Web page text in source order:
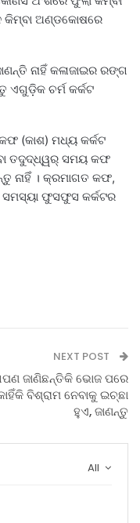
କିମ୍ବା ଅଣ୍ଡକୋଷରେ
ନାହିଁ କଳାଜାଇର ରଙ୍ଗ
ଏଗୁଡ଼ିକ ଚର୍ମ କର୍କଟ
(କାଶ) ମଧ୍ୟ କର୍କଟ
ତଦୁଦ୍ଧ୍ୱର୍ ସମୟ କଫ
ନାହିଁ । କ୍ରମାଗତ କଫ,
ଫୁସଫୁସ କର୍କଟର
NEXT POST
ଜାଣିଛନ୍ତିକି ଭୋଜ ପରେ
ବିଶ୍ରାମ ନେବାକୁ ଇଚ୍ଛା
ହୁଏ, ଜାଣନ୍ତୁ
All